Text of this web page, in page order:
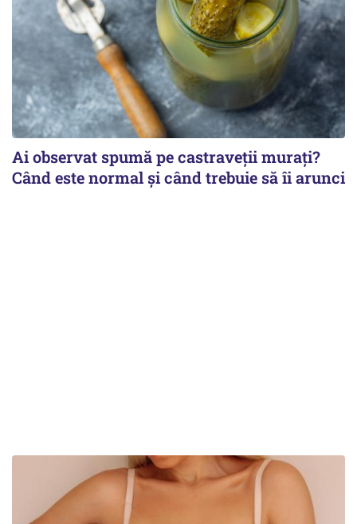
Ai observat spumă pe castraveții murați?
Când este normal și când trebuie să îi arunci